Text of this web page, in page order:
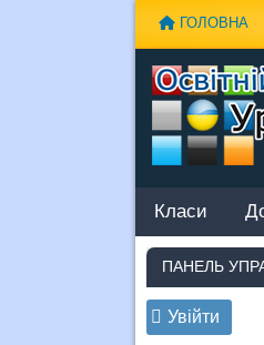
ГОЛОВНА
Класи
ПАНЕЛЬ
Увійти